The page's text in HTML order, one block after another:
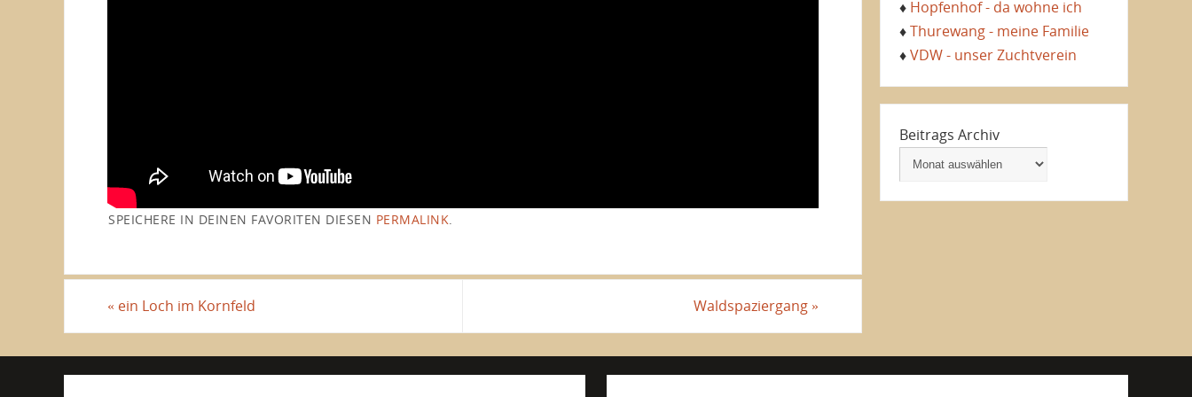
SPEICHERE IN DEINEN FAVORITEN DIESEN PERMALINK.
« ein Loch im Kornfeld Waldspaziergang »
♦ Hopfenhof - da wohne ich
♦Thurewang - meine Familie
♦VDW - unser Zuchtverein
Beitrags Archiv